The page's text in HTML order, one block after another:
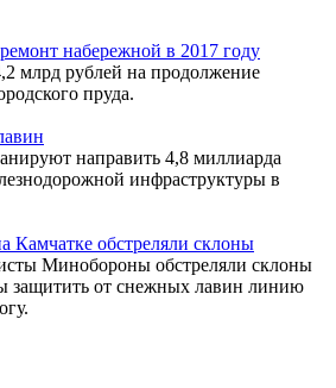
набережной в 2017 году
млрд рублей на продолжение
пруда.
направить 4,8 миллиарда
инфраструктуры в
Камчатке обстреляли склоны
Минобороны обстреляли склоны
защитить от снежных лавин линию